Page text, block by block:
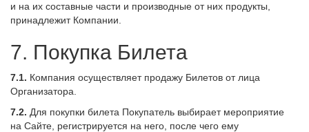
и на их составные части и производные от них продукты,
принадлежит Компании.
7. Покупка Билета
7.1. Компания осуществляет продажу Билетов от лица
Организатора.
7.2. Для покупки билета Покупатель выбирает мероприятие
на Сайте, регистрируется на него, после чего ему